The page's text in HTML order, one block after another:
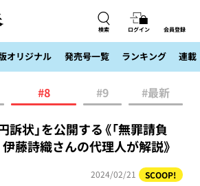
検索 ログイン 会員登録
オリジナル 発売号一覧 ランキング 連載
#8 #9 #最新
訴状」を公開する《「無罪請負
藤詩織さんの代理人が解説》
2024/02/21 SCOOP!